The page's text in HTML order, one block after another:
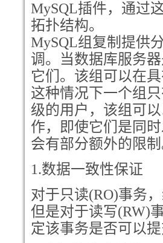
MySQL插件，通过
拓扑结构。
MySQL组复制提供
调。当数据库服务
它们。该组可以在
这种情况下一个组
级的用户，该组可
作，即使它们是同
会有部分额外的限制
1.数据一致性保证
对于只读(RO)事务
但是对于读写(RW)
定该事务是否可以提